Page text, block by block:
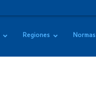
Regiones Normas